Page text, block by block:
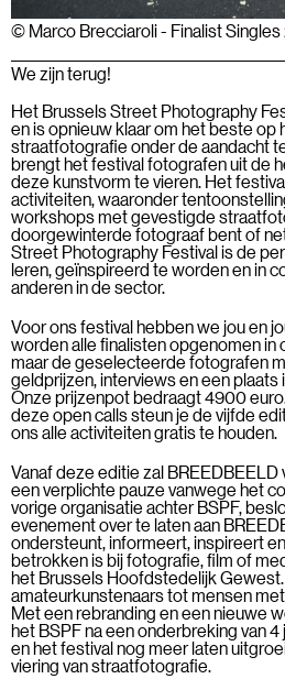
© Marco Brecciaroli - Finalist Singles
We zijn terug!
Het Brussels Street Photography
en is opnieuw klaar om het beste op
straatfotografie onder de aandacht
brengt het festival fotografen uit de
deze kunstvorm te vieren. Het
activiteiten, waaronder
workshops met gevestigde
doorgewinterde fotograaf bent of
Street Photography Festival is de
leren, geïnspireerd te worden en in
anderen in de sector.
Voor ons festival hebben we jou en
worden alle finalisten opgenomen
maar de geselecteerde fotografen
geldprijzen, interviews en een plaats
Onze prijzenpot bedraagt 4900
deze open calls steun je de vijfde
ons alle activiteiten gratis te houden.
Vanaf deze editie zalBREEDBEELD
een verplichte pauze vanwege het
vorige organisatie achter BSPF,
evenement over te laten aan
ondersteunt, informeert, inspireert
betrokken is bij fotografie, film of
het Brussels Hoofdstedelijk Gewest.
amateurkunstenaars tot mensen
Met een rebranding en een nieuwe
het BSPF na een onderbreking van
en het festival nog meer laten
viering van straatfotografie.